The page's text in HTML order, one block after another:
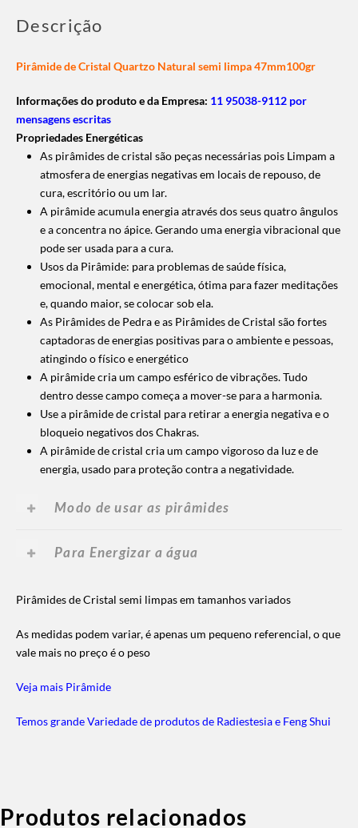
Descrição
Pirâmide de Cristal Quartzo Natural semi limpa 47mm100gr
Informações do produto e da Empresa: 11 95038-9112 por
mensagens escritas
Propriedades Energéticas
As pirâmides de cristal são peças necessárias pois Limpam a
atmosfera de energias negativas em locais de repouso, de
cura, escritório ou um lar.
A pirâmide acumula energia através dos seus quatro ângulos
e a concentra no ápice. Gerando uma energia vibracional que
pode ser usada para a cura.
Usos da Pirâmide: para problemas de saúde física,
emocional, mental e energética, ótima para fazer meditações
e, quando maior, se colocar sob ela.
As Pirâmides de Pedra e as Pirâmides de Cristal são fortes
captadoras de energias positivas para o ambiente e pessoas,
atingindo o físico e energético
A pirâmide cria um campo esférico de vibrações. Tudo
dentro desse campo começa a mover-se para a harmonia.
Use a pirâmide de cristal para retirar a energia negativa e o
bloqueio negativos dos Chakras.
A pirâmide de cristal cria um campo vigoroso da luz e de
energia, usado para proteção contra a negatividade.
Modo de usar as pirâmides
Para Energizar a água
Pirâmides de Cristal semi limpas em tamanhos variados
As medidas podem variar, é apenas um pequeno referencial, o que
vale mais no preço é o peso
Veja mais Pirâmide
Temos grande Variedade de produtos de Radiestesia e Feng Shui
Produtos relacionados